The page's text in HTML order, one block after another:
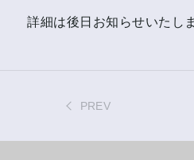
詳細は後日お知らせいたし
PREV